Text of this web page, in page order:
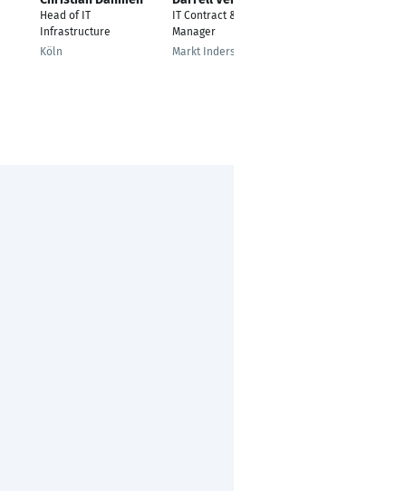
Head of IT
Infrastructure
Köln
IT Contract & Licence
Manager
Markt Indersdorf